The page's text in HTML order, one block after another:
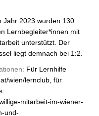
Jahr 2023 wurden 130
Lernbegleiter*innen mit
unterstützt. Der
liegt demnach bei 1:2.
Für Lernhilfe
wien/lernclub, für
mitarbeit-im-wiener-
und-